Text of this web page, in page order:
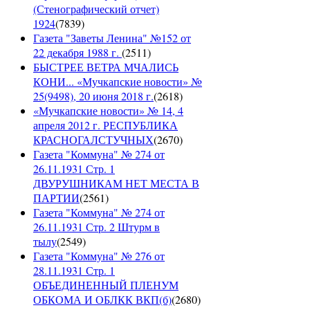
(Стенографический отчет)
1924(7839)
Газета "Заветы Ленина" №152 от
22 декабря 1988 г. (2511)
БЫСТРЕЕ ВЕТРА МЧАЛИСЬ
КОНИ... «Мучкапские новости» №
25(9498), 20 июня 2018 г.(2618)
«Мучкапские новости» № 14, 4
апреля 2012 г. РЕСПУБЛИКА
КРАСНОГАЛСТУЧНЫХ(2670)
Газета "Коммуна" № 274 от
26.11.1931 Стр. 1
ДВУРУШНИКАМ НЕТ МЕСТА В
ПАРТИИ(2561)
Газета "Коммуна" № 274 от
26.11.1931 Стр. 2 Штурм в
тылу(2549)
Газета "Коммуна" № 276 от
28.11.1931 Стр. 1
ОБЪЕДИНЕННЫЙ ПЛЕНУМ
ОБКОМА И ОБЛКК ВКП(б)(2680)